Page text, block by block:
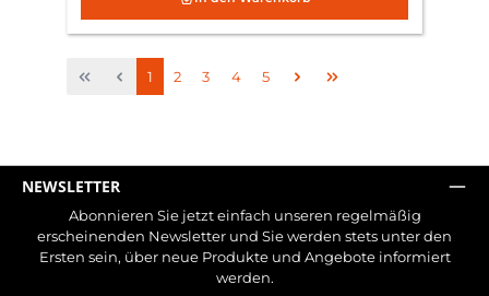
Seite
1 Seite
2 Seite
3 Seite
4 Seite
5
NEWSLETTER
Abonnieren Sie jetzt einfach unseren regelmäßig
erscheinenden Newsletter und Sie werden stets unter den
Ersten sein, über neue Produkte und Angebote informiert
werden.